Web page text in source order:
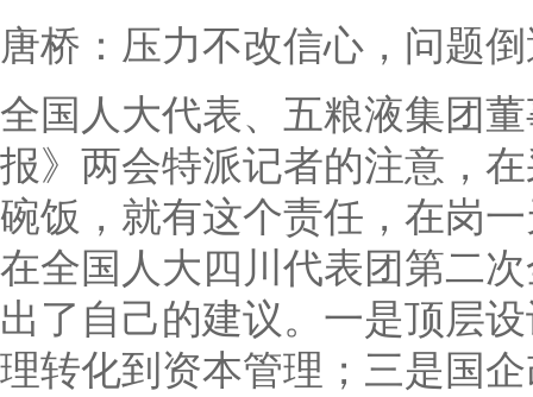
唐桥：压力不改信心，问题
全国人大代表、五粮液集团
报》两会特派记者的注意，
碗饭，就有这个责任，在岗
在全国人大四川代表团第二
出了自己的建议。一是顶层
理转化到资本管理；三是国